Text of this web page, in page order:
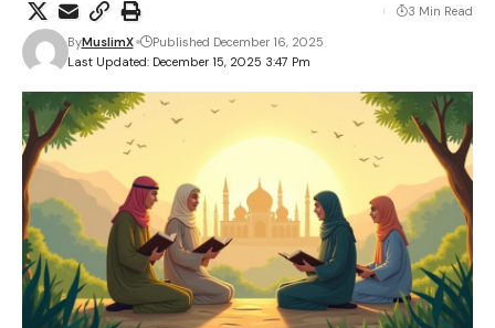
Last Updated: December 15, 2025 3:47 Pm
ByMuslimX Published December 16, 2025
3 Min Read